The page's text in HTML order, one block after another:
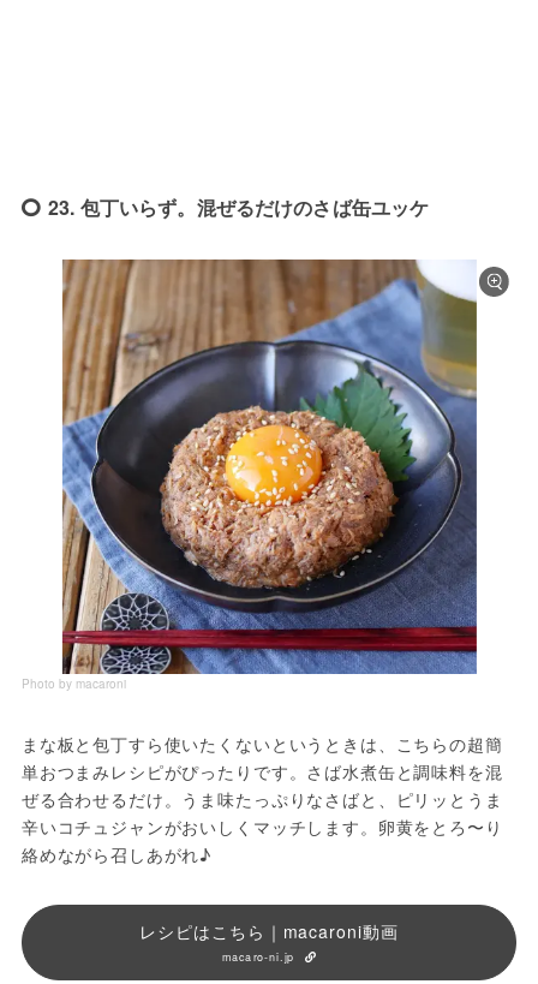
23. 包丁いらず。混ぜるだけのさば缶ユッケ
Photo by macaroni
まな板と包丁すら使いたくないというときは、こちらの超簡
単おつまみレシピがぴったりです。さば水煮缶と調味料を混
ぜる合わせるだけ。うま味たっぷりなさばと、ピリッとうま
辛いコチュジャンがおいしくマッチします。卵黄をとろ〜り
絡めながら召しあがれ♪
レシピはこちら｜macaroni動画
macaro-ni.jp